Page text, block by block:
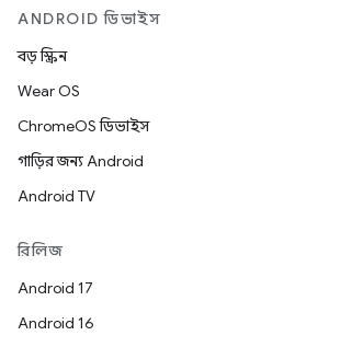
ANDROID ডিভাইস
বড় স্ক্রিন
Wear OS
ChromeOS ডিভাইস
গাড়ির জন্য Android
Android TV
রিলিজ
Android 17
Android 16